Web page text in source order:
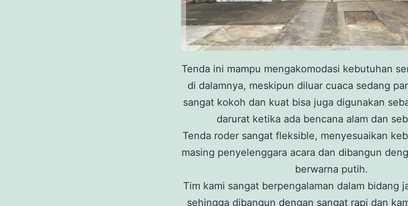
Tenda ini mampu mengakomodasi kebutuhan
di dalamnya, meskipun diluar cuaca sedang
sangat kokoh dan kuat bisa juga digunakan
darurat ketika ada bencana alam dan
Tenda roder sangat fleksible, menyesuaikan
masing penyelenggara acara dan dibangun
berwarna putih.
Tim kami sangat berpengalaman dalam bidang
sehingga dibangun dengan sangat rapi dan